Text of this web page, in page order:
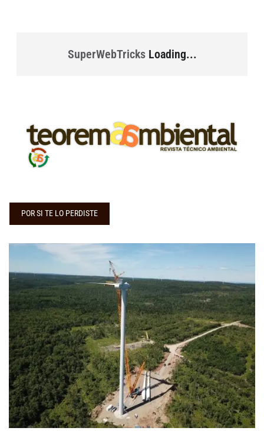
SuperWebTricksLoading...
POR SI TE LO PERDISTE